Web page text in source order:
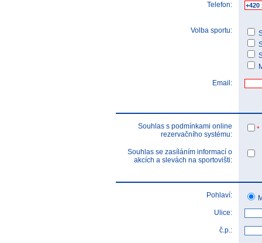
Telefon:
Volba sportu:
Email:
Souhlas s podmínkami online
rezervačního systému:
*
Souhlas se zasíláním informací o
akcích a slevách na sportovišti:
Pohlaví:
Ulice:
č.p.: